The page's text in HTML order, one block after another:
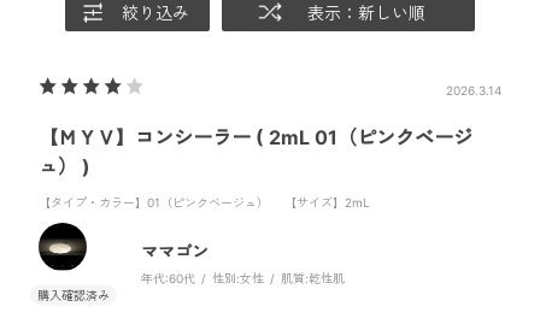
絞り込み 表示：新しい順
2026.3.14
【ＭＹＶ】コンシーラー ( 2mL 01（ピンクベージ
ュ） )
【タイプ・カラー】01（ピンクベージュ） 【サイズ】2mL
ママゴン
年代:60代 性別:女性 肌質:乾性肌